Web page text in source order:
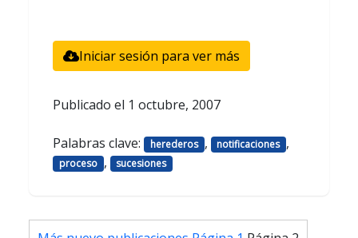
Iniciar sesión para ver más
Publicado el 1 octubre, 2007
Palabras clave: herederos , notificaciones ,
proceso , sucesiones
Paginación